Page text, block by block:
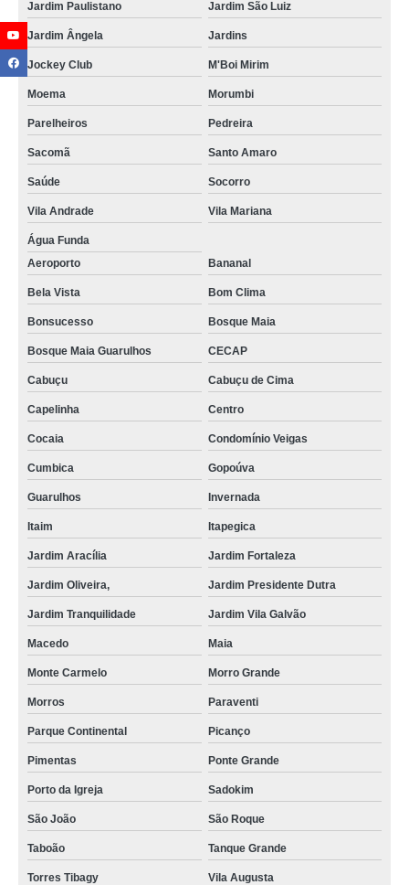
Jardim Paulistano Jardim São Luiz
Jardim Ângela Jardins
Jockey Club M'Boi Mirim
Moema Morumbi
Parelheiros Pedreira
Sacomã Santo Amaro
Saúde Socorro
Vila Andrade Vila Mariana
Água Funda
Aeroporto
Bananal
Bela Vista Bom Clima
Bonsucesso Bosque Maia
Bosque Maia Guarulhos CECAP
Cabuçu Cabuçu de Cima
Capelinha Centro
Cocaia Condomínio Veigas
Cumbica Gopoúva
Guarulhos Invernada
Itaim Itapegica
Jardim Aracília Jardim Fortaleza
Jardim Oliveira, Jardim Presidente Dutra
Jardim Tranquilidade Jardim Vila Galvão
Macedo Maia
Monte Carmelo Morro Grande
Morros Paraventi
Parque Continental Picanço
Pimentas Ponte Grande
Porto da Igreja Sadokim
São João São Roque
Taboão Tanque Grande
Torres Tibagy Vila Augusta